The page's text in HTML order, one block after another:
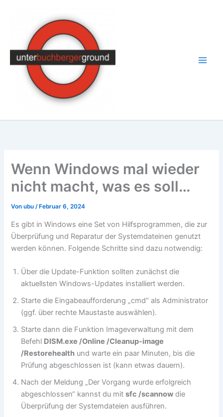
Wenn Windows mal wieder
nicht macht, was es soll…
Vonubu/ Februar 6, 2024
Es gibt in Windows eine Set von Hilfsprogrammen, die zur
Überprüfung und Reparatur der Systemdateinen genutzt
werden können. Folgende Schritte sind dazu notwendig:
Über die Update-Funktion sollten zunächst die
aktuellsten Windows-Updates installiert werden.
Starte die Eingabeaufforderung „cmd“ als Administrator
(ggf. über rechte Maustaste auswählen).
Starte dann die Funktion Imageverwaltung mit dem
Befehl DISM.exe /Online /Cleanup-image
/Restorehealth und warte ein paar Minuten, bis die
Prüfung abgeschlossen ist (kann etwas dauern).
Nach der Meldung „Der Vorgang wurde erfolgreich
abgeschlossen“ kannst du mitsfc/scannow die
Überprüfung der Systemdateien ausführen.